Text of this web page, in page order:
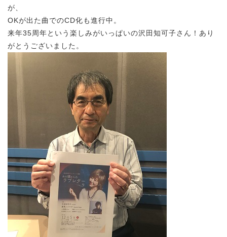
が、
OKが出た曲でのCD化も進行中。
来年35周年という楽しみがいっぱいの沢田知可子さん！あり
がとうございました。